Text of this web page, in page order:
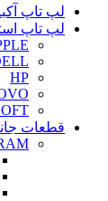
لپ تاپ
لپ تاپ
HP
قطعات